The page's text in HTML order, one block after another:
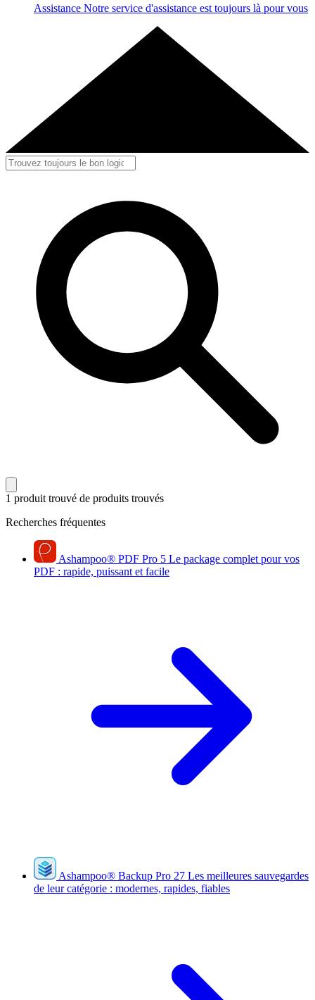
Assistance Notre service d'assistance est toujours là pour vous
1 produit trouvé de produits trouvés
Recherches fréquentes
Ashampoo® PDF Pro 5 Le package complet pour vos
PDF : rapide, puissant et facile
Ashampoo® Backup Pro 27 Les meilleures sauvegardes
de leur catégorie : modernes, rapides, fiables